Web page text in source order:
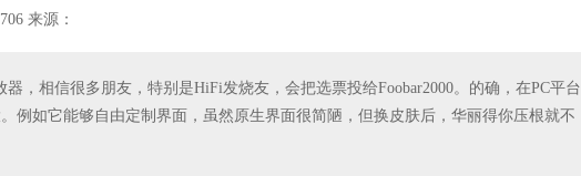
来源：
器，相信很多朋友，特别是HiFi发烧友，会把选票投给Foobar2000。的确，在PC平台
例如它能够自由定制界面，虽然原生界面很简陋，但换皮肤后，华丽得你压根就不